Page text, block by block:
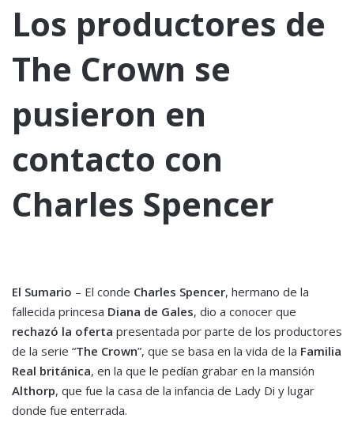
Los productores de
The Crown se
pusieron en
contacto con
Charles Spencer
El Sumario – El conde Charles Spencer, hermano de la
fallecida princesa Diana de Gales, dio a conocer que
rechazó la oferta presentada por parte de los productores
de la serie “The Crown”, que se basa en la vida de la Familia
Real británica, en la que le pedían grabar en la mansión
Althorp, que fue la casa de la infancia de Lady Di y lugar
donde fue enterrada.